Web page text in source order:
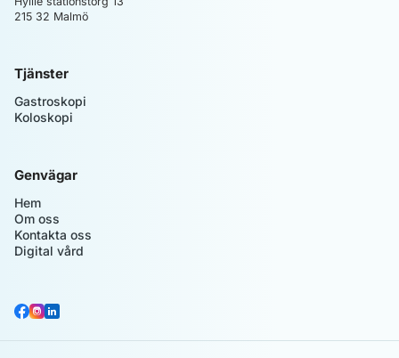
215 32 Malmö
Tjänster
Gastroskopi
Koloskopi
Genvägar
Hem
Om oss
Kontakta oss
Digital vård